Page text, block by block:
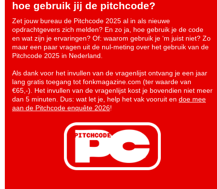
hoe gebruik jij de pitchcode?
Zet jouw bureau de Pitchcode 2025 al in als nieuwe
opdrachtgevers zich melden? En zo ja, hoe gebruik je de code
en wat zijn je ervaringen? Of: waarom gebruik je ‘m juist niet? Zo
maar een paar vragen uit de nul-meting over het gebruik van de
Pitchcode 2025 in Nederland.
Als dank voor het invullen van de vragenlijst ontvang je een jaar
lang gratis toegang tot fonkmagazine.com (ter waarde van
€65,-). Het invullen van de vragenlijst kost je bovendien niet meer
dan 5 minuten. Dus: wat let je, help het vak vooruit en doe mee
aan de Pitchcode enquête 2026!